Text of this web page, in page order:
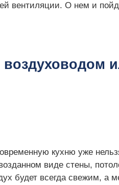
вентиляции. О нем и
кухню уже
виде стены,
будет всегда свежим,